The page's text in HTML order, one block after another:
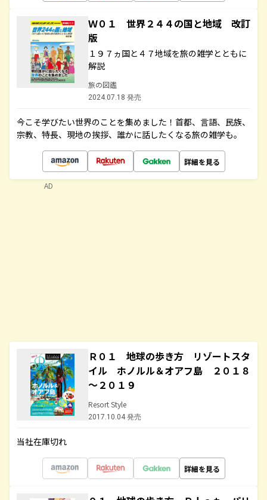
Ｗ０１ 世界２４４の国と地域 改訂
版
１９７ヵ国と４７地域を旅の雑学とともに
解説
旅の図鑑
2024.07.18 発売
今こそ学びたい世界のことを集めました！首都、言語、民族、
宗教、特長、現地の挨拶、誰かに話したくなる旅の雑学も。
詳細を見る
Ｒ０１ 地球の歩き方 リゾートスタ
イル ホノルル＆オアフ島 ２０１８
～２０１９
Resort Style
2017.10.04 発売
当社在庫切れ
詳細を見る
AD